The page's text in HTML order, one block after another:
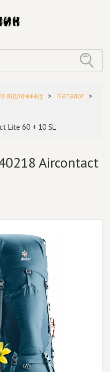
відпочинку
Каталог
Lite 60 + 10 SL
Aircontact